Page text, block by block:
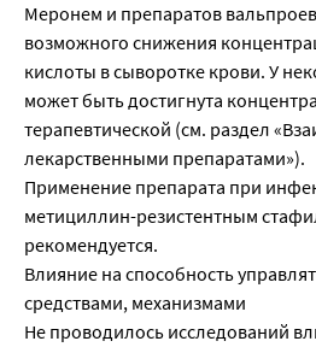
Меронем и препаратов
возможного снижения
кислоты в сыворотке крови. У
может быть достигнута
терапевтической (см. раздел
лекарственными препаратами»).
Применение препарата при
метициллин-резистентным
рекомендуется.
Влияние на способность
средствами, механизмами
Не проводилось исследований